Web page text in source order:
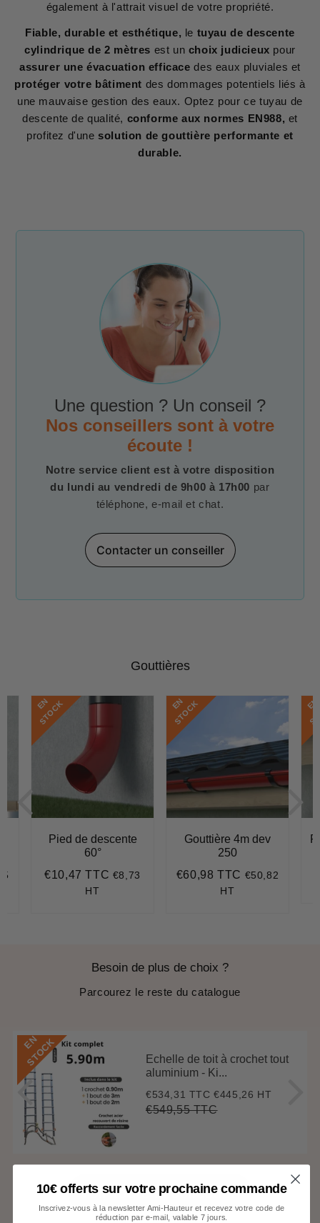
également à l'attrait visuel de votre propriété.
Fiable, durable et esthétique, le tuyau de descente
cylindrique de 2 mètres est un choix judicieux pour
assurer une évacuation efficace des eaux pluviales et
protéger votre bâtiment des dommages potentiels liés à
une mauvaise gestion des eaux. Optez pour ce tuyau de
descente de qualité, conforme aux normes EN988, et
profitez d'une solution de gouttière performante et
durable.
Une question ? Un conseil ?
Nos conseillers sont à votre
écoute !
Notre service client est à votre disposition
du lundi au vendredi de 9h00 à 17h00 par
téléphone, e-mail et chat.
Contacter un conseiller
Gouttières
E
N
S
T
O
C
K
Pied de descente
60°
Prix
€10,47 TTC €10,47
€8,73
HT
E
N
S
T
O
C
K
Gouttière 4m dev
250
Prix
€60,98 TTC €60,98
€50,82
HT
E
N
S
T
O
C
Besoin de plus de choix ?
Parcourez le reste du catalogue
E
N
S
T
O
C
K
Echelle de toit à crochet tout
aluminium - Ki...
Prix
réduit
€534,31 TTC€534,31
€445,26 HT
Prix
€549,55 TTC€549,55
Voir toute la collection
10€ offerts sur votre prochaine commande
Inscrivez-vous à la newsletter Ami-Hauteur et recevez votre code de
réduction par e-mail, valable 7 jours.